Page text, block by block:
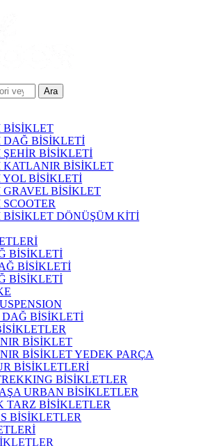
Ara
BİSİKLET
BİSİKLETİ
BİSİKLETİ
BİSİKLET
BİSİKLETİ
BİSİKLET
DÖNÜŞÜM KİTİ
BİSİKLETİ
BİSİKLETİ
BİSİKLETİ
BİSİKLETİ
BİSİKLET
BİSİKLET YEDEK PARÇA
BİSİKLETLERİ
BİSİKLETLER
URBAN BİSİKLETLER
TARZ BİSİKLETLER
BİSİKLETLER